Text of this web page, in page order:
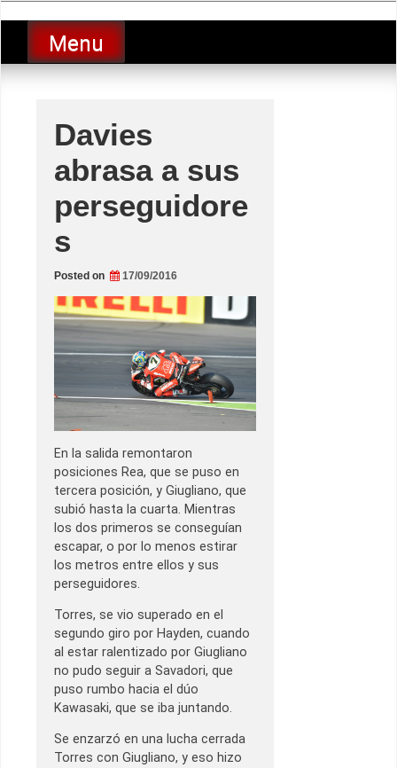
to
contentLucio Lopez GP
luciolopezgp
Menu
Davies
abrasa a sus
perseguidore
s
Posted on 17/09/2016
En la salida remontaron
posiciones Rea, que se puso en
tercera posición, y Giugliano, que
subió hasta la cuarta. Mientras
los dos primeros se conseguían
escapar, o por lo menos estirar
los metros entre ellos y sus
perseguidores.
Torres, se vio superado en el
segundo giro por Hayden, cuando
al estar ralentizado por Giugliano
no pudo seguir a Savadori, que
puso rumbo hacia el dúo
Kawasaki, que se iba juntando.
Se enzarzó en una lucha cerrada
Torres con Giugliano, y eso hizo